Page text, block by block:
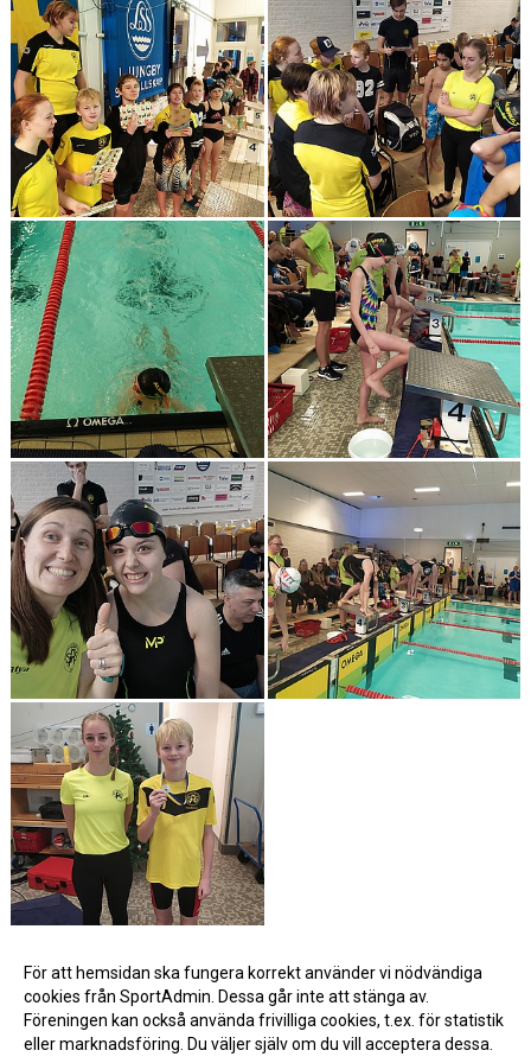
UTMANAREN
TRÄNARE
BILDGALLERI
KONTAKT
KLUBBREKORD
Visa fler bilder >>
För att hemsidan ska fungera korrekt använder vi nödvändiga
cookies från SportAdmin. Dessa går inte att stänga av.
Föreningen kan också använda frivilliga cookies, t.ex. för statistik
eller marknadsföring. Du väljer själv om du vill acceptera dessa.